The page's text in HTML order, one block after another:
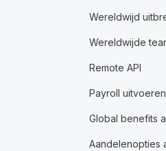
Wereldwijd
Wereldwijde
Remote API
Payroll uitvoeren
Global benefits
Aandelenopties